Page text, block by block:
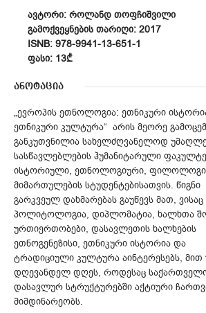
ᲐᲕᲢᲝᲠᲘ: ᲠᲝᲚᲐᲜᲓ ᲗᲝᲤᲩᲘᲨᲕᲘᲚᲘ
ᲒᲐᲛᲝᲥᲕᲔᲧᲜᲔᲑᲘᲡ ᲗᲐᲠᲘᲦᲘ: 2017
ISNB: 978-9941-13-651-1
ᲤᲐᲡᲘ: 13₾
ანოტაცია
„ევროპის ეთნოლოგია: ეთნიკური
ეთნიკური კულტურა“ არის მეორე
განკუთვნილია სახელძღვანელოდ
სასწავლებლების ჰუმანიტარული
ისტორიული, ეთნოლოგიური,
მიმართულების სტუდენტებისათვის. წიგნი
გარკვეულ დახმარებას გაუწევს მათ, ვისაც
პოლიტოლოგია, დიპლომატია, ხალხთა
ურთიერთობები, დასავლეთის ხალხების
ეთნოგენეზისი, ეთნიკური ისტორია და
ტრადიციული კულტურა აინტერესებს, მით
დღევანდელ დღეს, როდესაც
დასავლურ სტრუქტურებში აქტიური
მიმდინარეობს.